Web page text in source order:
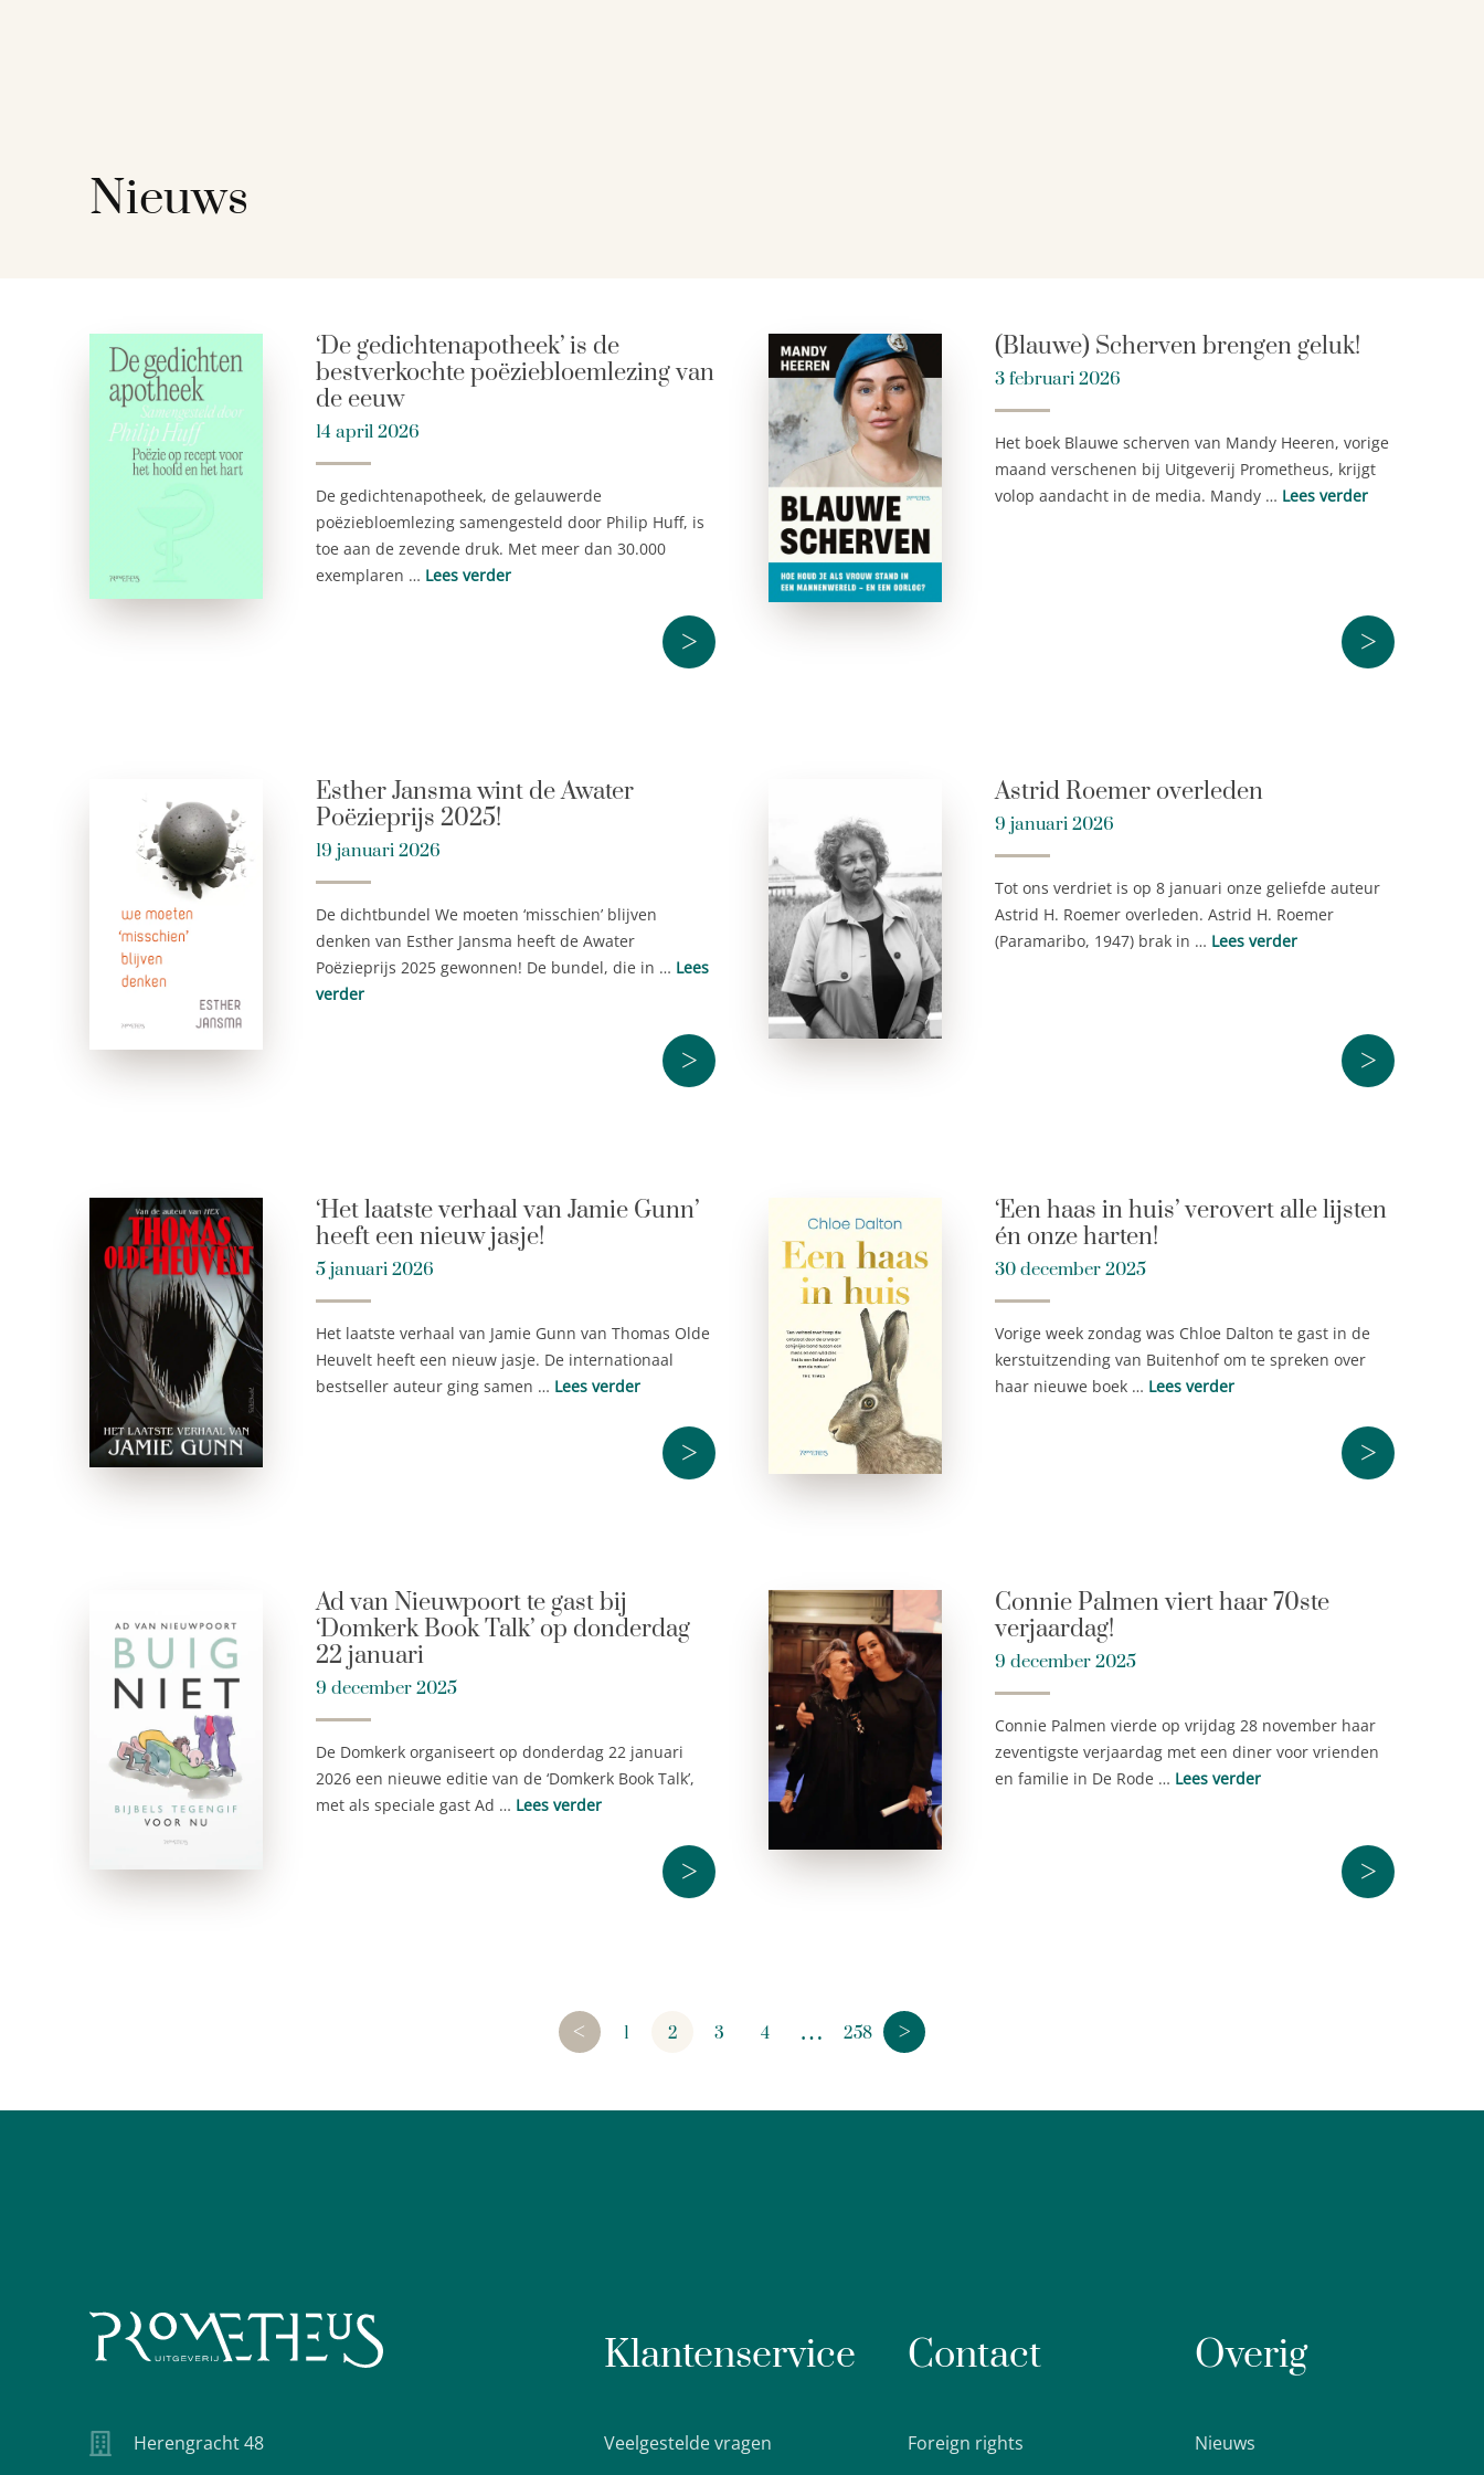
Nieuws
‘De gedichtenapotheek’ is de
bestverkochte poëziebloemlezing van
de eeuw
14 april 2026
De gedichtenapotheek, de gelauwerde
poëziebloemlezing samengesteld door Philip Huff, is
toe aan de zevende druk. Met meer dan 30.000
exemplaren … Lees verder
>
(Blauwe) Scherven brengen geluk!
3 februari 2026
Het boek Blauwe scherven van Mandy Heeren, vorige
maand verschenen bij Uitgeverij Prometheus, krijgt
volop aandacht in de media. Mandy … Lees verder
>
Esther Jansma wint de Awater
Poëzieprijs 2025!
19 januari 2026
De dichtbundel We moeten ‘misschien’ blijven
denken van Esther Jansma heeft de Awater
Poëzieprijs 2025 gewonnen! De bundel, die in … Lees
verder
>
Astrid Roemer overleden
9 januari 2026
Tot ons verdriet is op 8 januari onze geliefde auteur
Astrid H. Roemer overleden. Astrid H. Roemer
(Paramaribo, 1947) brak in … Lees verder
>
‘Het laatste verhaal van Jamie Gunn’
heeft een nieuw jasje!
5 januari 2026
Het laatste verhaal van Jamie Gunn van Thomas Olde
Heuvelt heeft een nieuw jasje. De internationaal
bestseller auteur ging samen … Lees verder
>
‘Een haas in huis’ verovert alle lijsten
én onze harten!
30 december 2025
Vorige week zondag was Chloe Dalton te gast in de
kerstuitzending van Buitenhof om te spreken over
haar nieuwe boek … Lees verder
>
Ad van Nieuwpoort te gast bij
‘Domkerk Book Talk’ op donderdag
22 januari
9 december 2025
De Domkerk organiseert op donderdag 22 januari
2026 een nieuwe editie van de ‘Domkerk Book Talk’,
met als speciale gast Ad … Lees verder
>
Connie Palmen viert haar 70ste
verjaardag!
9 december 2025
Connie Palmen vierde op vrijdag 28 november haar
zeventigste verjaardag met een diner voor vrienden
en familie in De Rode … Lees verder
>
< 1 2 3 4 … 258 >
Herengracht 48
Klantenservice
Veelgestelde vragen
Contact
Foreign rights
Overig
Nieuws